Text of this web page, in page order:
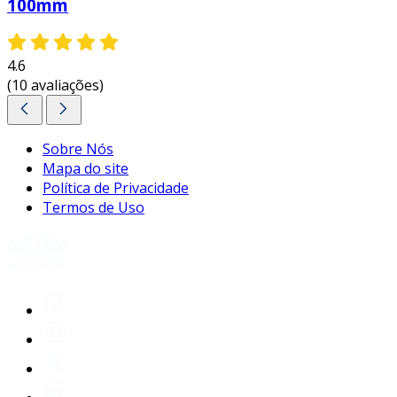
personalizado!
100mm
4.6
(10 avaliações)
Sobre Nós
Mapa do site
Política de Privacidade
Termos de Uso